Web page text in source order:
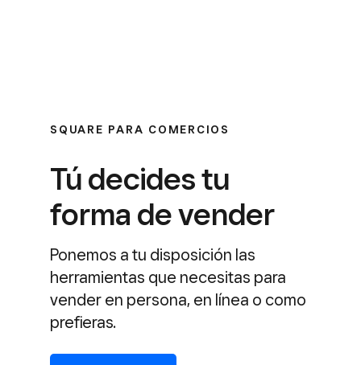
SQUARE PARA COMERCIOS
Tú decides tu
forma de vender
Ponemos a tu disposición las
herramientas que necesitas para
vender en persona, en línea o como
prefieras.